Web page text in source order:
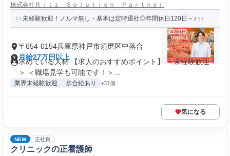
株式会社Ｒｉｔｚ Ｓｏｌｕｔｉｏｎ Ｐａｒｔｎｅｒ
未経験歓迎！ノルマ無し・基本は定時退社◎年間休日120日～♪
〒654-0154兵庫県神戸市須磨区中落合
月給27万円以上
求めている人材 【求人のおすすめポイント】 ＜未経験歓迎！
＞ ＜職場見学も可能です！＞...
業界未経験歓迎 歩合給あり +31個
気になる
NEW 正社員
クリニックの正看護師